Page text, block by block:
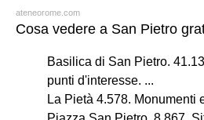
ateneorome.com
Cosa vedere a San Pietro
Basilica di San Pietro.
punti d'interesse. ...
La Pietà 4.578. Monumenti